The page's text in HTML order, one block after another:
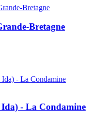
Bretagne
Ida) - La Condamine